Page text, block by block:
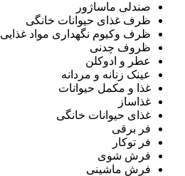
صندلی ماساژور
ظرف غذای حیوانات خانگی
ظرف وکیوم نگهداری مواد غذایی
ظروف چدنی
عطر و ادوکلن
عینک زنانه و مردانه
غذا و مکمل حیوانات
غذاساز
غذای حیوانات خانگی
فر برقی
فر توکار
فرش شوی
فرش ماشینی